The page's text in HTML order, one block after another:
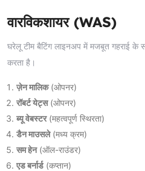
वारविकशायर (WAS)
घरेलू टीम बैटिंग लाइनअप में मजबूत गहराई के
करता है।
ज़ेन मालिक(ओपनर)
रॉबर्ट येट्स(ओपनर)
ब्यू वेबस्टर(महत्वपूर्ण स्थिरता)
डैन माउसले(मध्य क्रम)
सम हेन(ऑल-राउंडर)
एड बर्नार्ड(कप्तान)